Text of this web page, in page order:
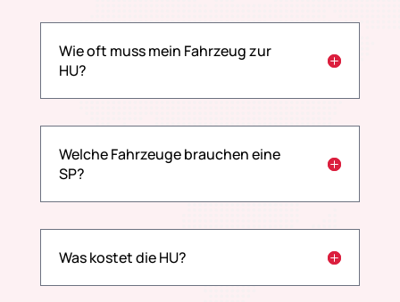
Wie oft muss mein Fahrzeug zur
HU?
Welche Fahrzeuge brauchen eine
SP?
Was kostet die HU?